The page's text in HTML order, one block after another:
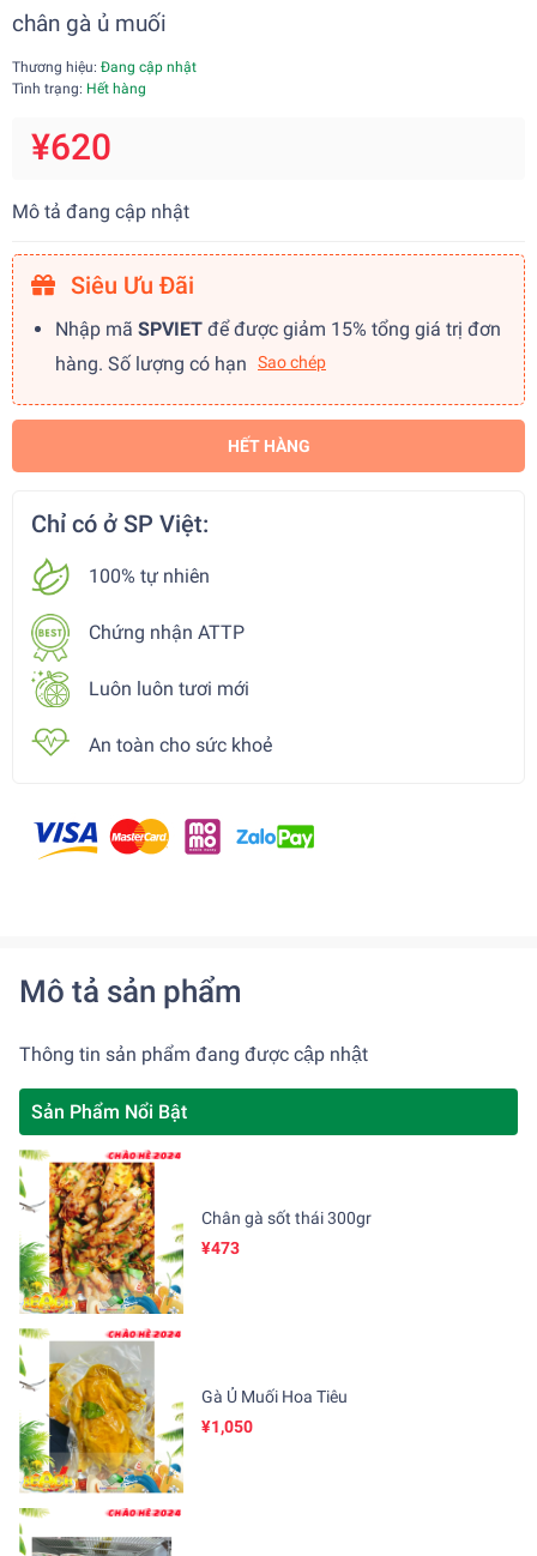
chân gà ủ muối
Thương hiệu: Đang cập nhật
Tình trạng: Hết hàng
¥620
Mô tả đang cập nhật
Siêu Ưu Đãi
Nhập mã SPVIET để được giảm 15% tổng giá trị đơn
hàng. Số lượng có hạn
Sao chép
HẾT HÀNG
Chỉ có ở SP Việt:
100% tự nhiên
Chứng nhận ATTP
Luôn luôn tươi mới
An toàn cho sức khoẻ
Mô tả sản phẩm
Thông tin sản phẩm đang được cập nhật
Sản Phẩm Nổi Bật
Chân gà sốt thái 300gr
¥473
Gà Ủ Muối Hoa Tiêu
¥1,050